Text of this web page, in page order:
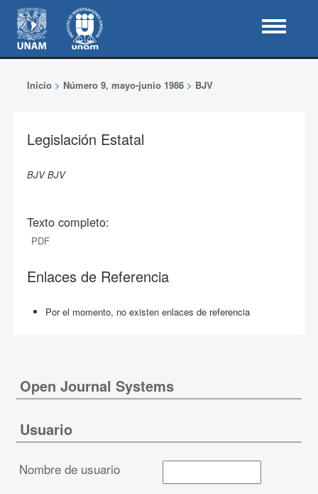
Inicio> Número 9, mayo-junio 1986> BJV
Legislación Estatal
BJV BJV
Texto completo:
PDF
Enlaces de Referencia
Por el momento, no existen enlaces de referencia
Open Journal Systems
Usuario
Nombre de usuario